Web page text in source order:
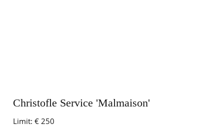
Christofle Service 'Malmaison'
Limit: € 250